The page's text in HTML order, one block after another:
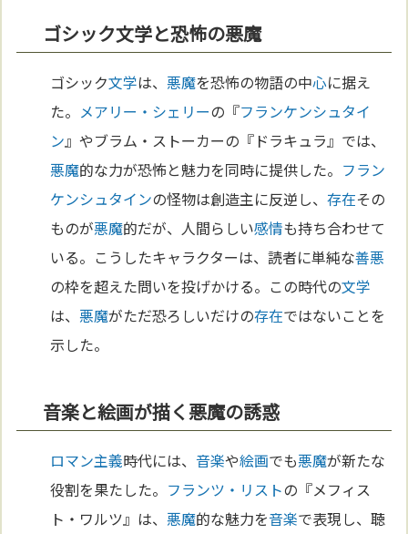
ゴシック文学と恐怖の悪魔
ゴシック文学は、悪魔を恐怖の物語の中心に据え
た。 メアリー・シェリーの『フランケンシュタイ
ン』やブラム・ストーカーの『ドラキュラ』では、
悪魔的な力が恐怖と魅力を同時に提供した。 フラン
ケンシュタインの怪物は創造主に反逆し、存在その
ものが悪魔的だが、人間らしい感情も持ち合わせて
いる。こうしたキャラクターは、読者に単純な善悪
の枠を超えた問いを投げかける。この時代の文学
は、悪魔がただ恐ろしいだけの存在ではないことを
示した。
音楽と絵画が描く悪魔の誘惑
ロマン主義時代には、音楽や絵画でも悪魔が新たな
役割を果たした。 フランツ・リストの『メフィス
ト・ワルツ』は、悪魔的な魅力を音楽で表現し、聴